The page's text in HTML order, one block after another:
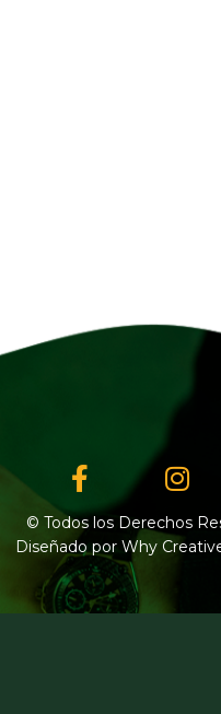
Facebook-
f
© Todos los Derechos
Diseñado por Why